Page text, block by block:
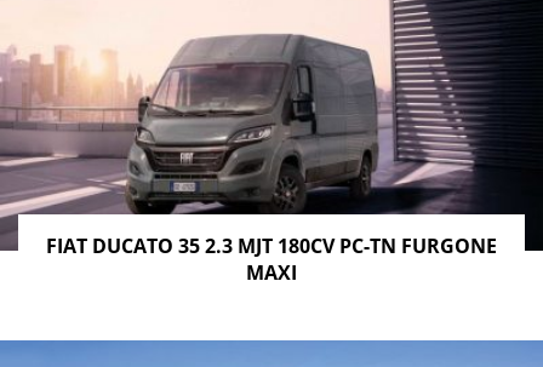
FIAT DUCATO 35 2.3 MJT 180CV PC-TN FURGONE
MAXI